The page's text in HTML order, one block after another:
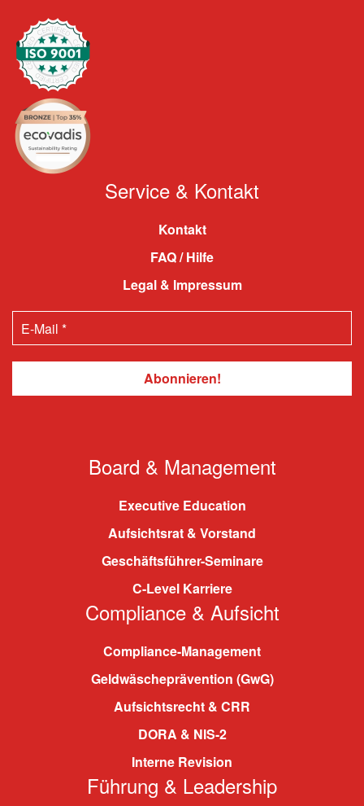
Service & Kontakt
Kontakt
FAQ / Hilfe
Legal & Impressum
Board & Management
Executive Education
Aufsichtsrat & Vorstand
Geschäftsführer-Seminare
C-Level Karriere
Compliance & Aufsicht
Compliance-Management
Geldwäscheprävention (GwG)
Aufsichtsrecht & CRR
DORA & NIS-2
Interne Revision
Führung & Leadership